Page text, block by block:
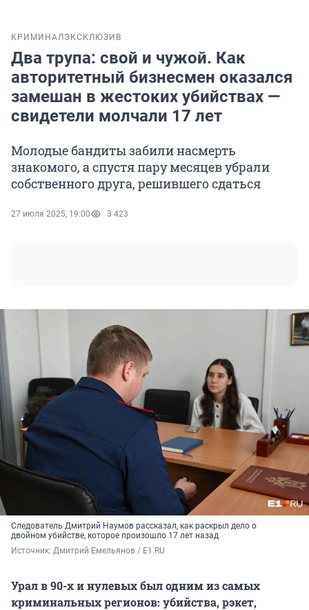
КРИМИНАЛ ЭКСКЛЮЗИВ
Два трупа: свой и чужой. Как
авторитетный бизнесмен оказался
замешан в жестоких убийствах —
свидетели молчали 17 лет
Молодые бандиты забили насмерть
знакомого, а спустя пару месяцев убрали
собственного друга, решившего сдаться
27 июля 2025, 19:00 3 423
Следователь Дмитрий Наумов рассказал, как раскрыл дело о
двойном убийстве, которое произошло 17 лет назад
Источник: Дмитрий Емельянов / E1.RU
Урал в 90-х и нулевых был одним из самых
криминальных регионов: убийства, рэкет,